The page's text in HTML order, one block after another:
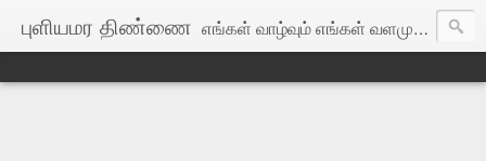
புளியமர திண்ணை எங்கள் வாழ்வும் எங்கள் வளமும் மங்காத தமிழென்று சங்கே முழங்கு! எங்கள் பகைவர் எங்கோ மறைந்தார்: இங்குள்ள தமிழர்கள் ஒன்றாதல் கண்டே!